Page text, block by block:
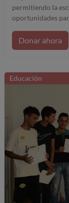
permitiendo la
oportunidades
Donar ahora
Educación